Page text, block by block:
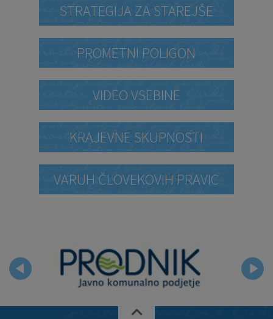
STRATEGIJA ZA STAREJŠE
PROMETNI POLIGON
VIDEO VSEBINE
KRAJEVNE SKUPNOSTI
VARUH ČLOVEKOVIH PRAVIC